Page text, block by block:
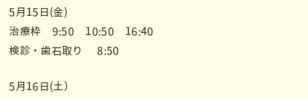
5月15日(金)
治療枠 9:50 10:50 16:40
検診・歯石取り 8:50
5月16日(土）